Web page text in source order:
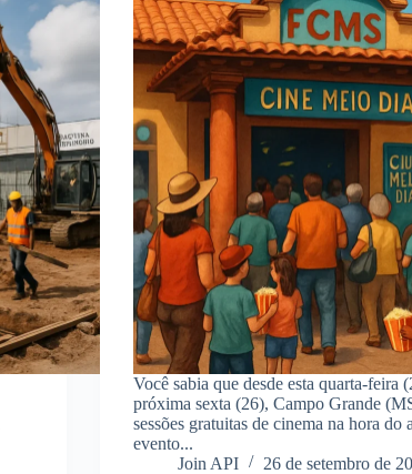
Você sabia que desde esta quarta-feira
próxima sexta (26), Campo Grande
sessões gratuitas de cinema na hora do
evento...
Join API
26 de setembro de